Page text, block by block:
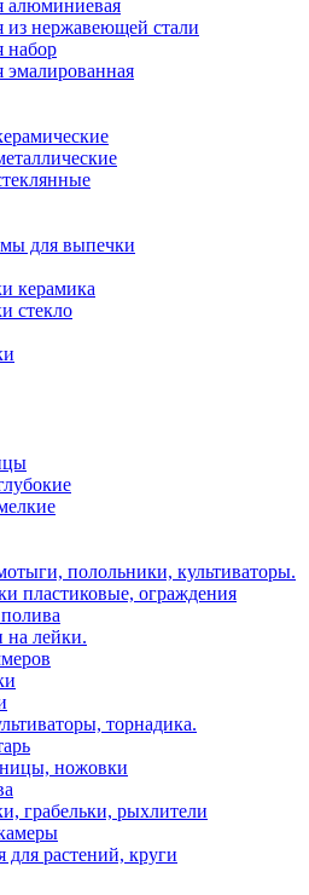
алюминиевая
из нержавеющей стали
набор
эмалированная
для выпечки
керамика
стекло
полольники, культиваторы.
пластиковые, ограждения
на лейки.
торнадика.
ножовки
грабельки, рыхлители
растений, круги